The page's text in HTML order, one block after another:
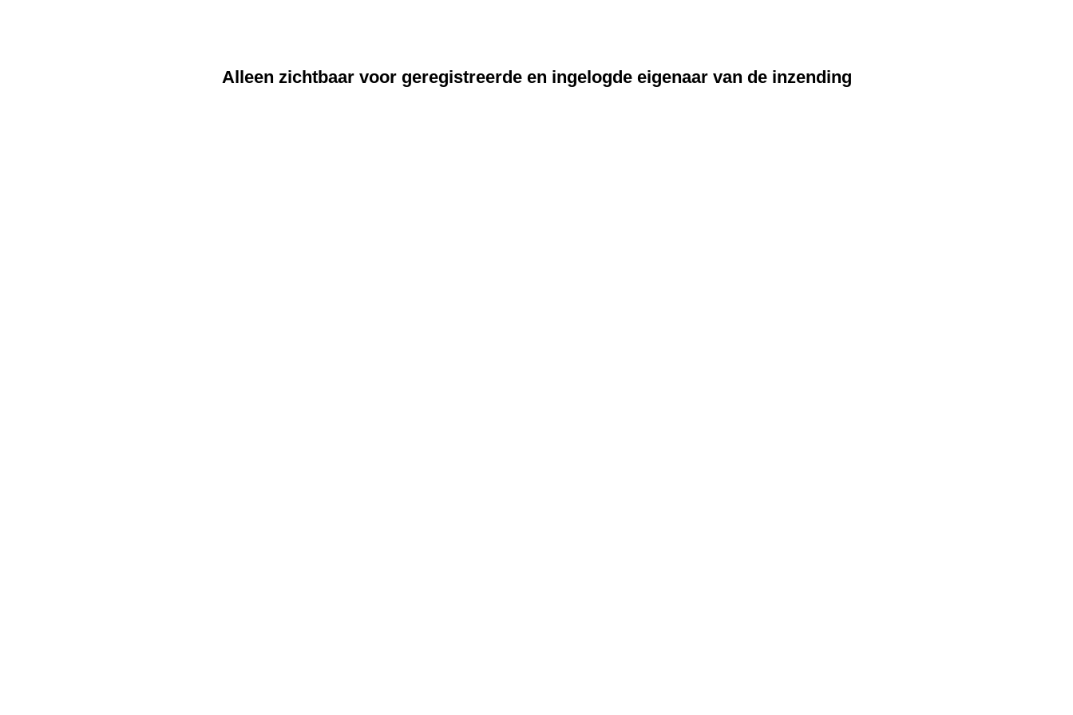
Alleen zichtbaar voor geregistreerde en ingelogde eigenaar van de inzending